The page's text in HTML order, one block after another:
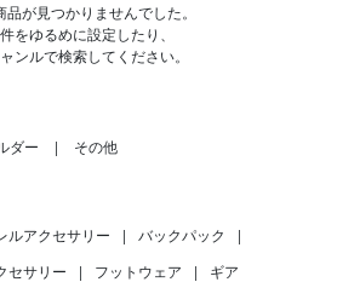
品が見つかりませんでした。
をゆるめに設定したり、
ンルで検索してください。
ダー その他
ルアクセサリー | バックパック
|
セサリー
| フットウェア | ギア